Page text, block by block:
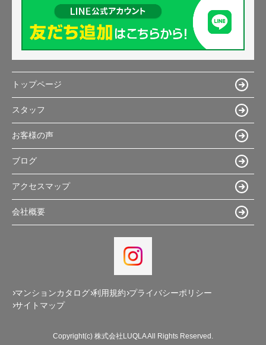
トップページ
スタッフ
お客様の声
ブログ
アクセスマップ
会社概要
マンションカタログ 利用規約 プライバシーポリシー
サイトマップ
Copyright(c) 株式会社LUQLA All Rights Reserved.